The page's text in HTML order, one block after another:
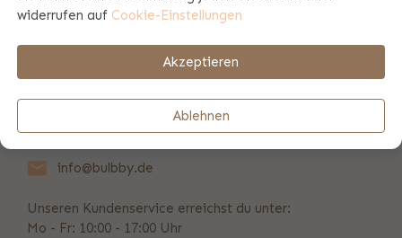
Zahlungs- und Versandinformationen
info@bulbby.de
Unseren Kundenservice erreichst du unter:
Mo - Fr: 10:00 - 17:00 Uhr
widerrufen auf Cookie-Einstellungen
Akzeptieren
Ablehnen